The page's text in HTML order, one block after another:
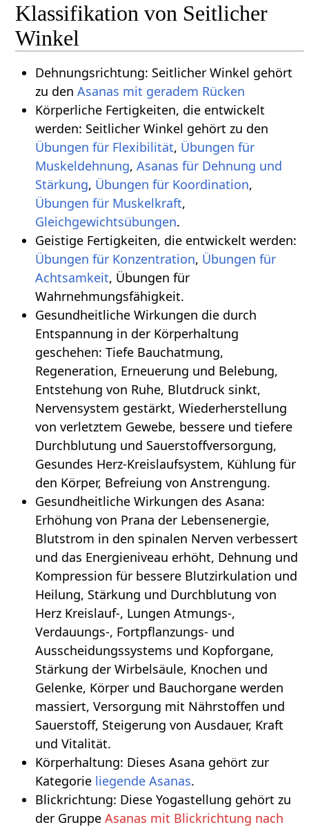
Klassifikation von Seitlicher
Winkel
Dehnungsrichtung: Seitlicher Winkel gehört
zu den Asanas mit geradem Rücken
Körperliche Fertigkeiten, die entwickelt
werden: Seitlicher Winkel gehört zu den
Übungen für Flexibilität, Übungen für
Muskeldehnung, Asanas für Dehnung und
Stärkung, Übungen für Koordination,
Übungen für Muskelkraft,
.
Geistige Fertigkeiten, die entwickelt werden:
Übungen für Konzentration, Übungen für
Achtsamkeit, Übungen für
Wahrnehmungsfähigkeit.
Gesundheitliche Wirkungen die durch
Entspannung in der Körperhaltung
geschehen‏‎: Tiefe Bauchatmung,
Regeneration, Erneuerung und Belebung,
Entstehung von Ruhe, Blutdruck sinkt,
Nervensystem gestärkt, Wiederherstellung
von verletztem Gewebe, bessere und tiefere
Durchblutung und Sauerstoffversorgung,
Gesundes Herz-Kreislaufsystem, Kühlung für
den Körper, Befreiung von Anstrengung.
Gesundheitliche Wirkungen des Asana:
Erhöhung von Prana der Lebensenergie,
Blutstrom in den spinalen Nerven verbessert
und das Energieniveau erhöht, Dehnung und
Kompression für bessere Blutzirkulation und
Heilung, Stärkung und Durchblutung von
Herz Kreislauf-, Lungen Atmungs-,
Verdauungs-, Fortpflanzungs- und
Ausscheidungssystems und Kopforgane,
Stärkung der Wirbelsäule, Knochen und
Gelenke, Körper und Bauchorgane werden
massiert, Versorgung mit Nährstoffen und
Sauerstoff, Steigerung von Ausdauer, Kraft
und Vitalität.
Körperhaltung: Dieses Asana gehört zur
Kategorie liegende Asanas.
Blickrichtung: Diese Yogastellung gehört zu
der Gruppe Asanas mit Blickrichtung nach